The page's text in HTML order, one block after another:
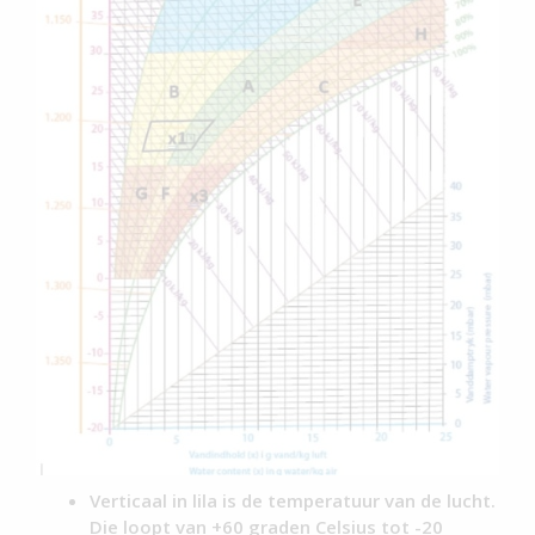
Verticaal in lila is de temperatuur van de lucht.
Die loopt van +60 graden Celsius tot -20